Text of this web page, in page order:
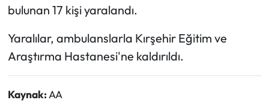
bulunan 17 kişi yaralandı.
Yaralılar, ambulanslarla Kırşehir Eğitim ve
Araştırma Hastanesi'ne kaldırıldı.
Kaynak: AA